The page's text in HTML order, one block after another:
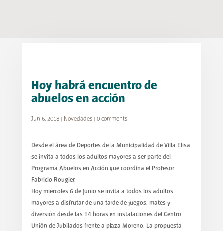
Hoy habrá encuentro de
abuelos en acción
Jun 6, 2018| Novedades| 0 comments
Desde el área de Deportes de la Municipalidad de Villa Elisa
se invita a todos los adultos mayores a ser parte del
Programa Abuelos en Acción que coordina el Profesor
Fabricio Rougier.
Hoy miércoles 6 de junio se invita a todos los adultos
mayores a disfrutar de una tarde de juegos, mates y
diversión desde las 14 horas en instalaciones del Centro
Unión de Jubilados frente a plaza Moreno. La propuesta